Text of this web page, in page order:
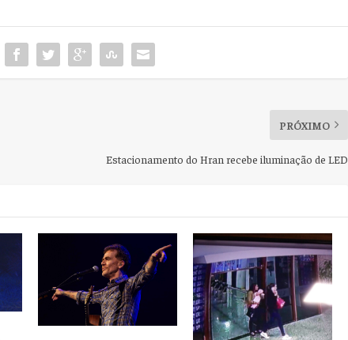
PRÓXIMO
Estacionamento do Hran recebe iluminação de LED